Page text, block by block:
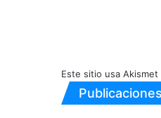
Este sitio usa